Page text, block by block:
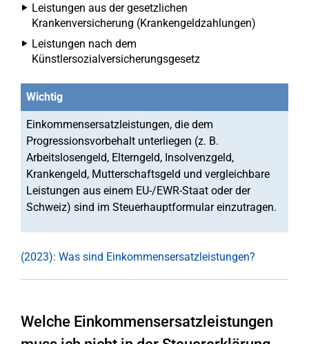
Leistungen aus der gesetzlichen
Krankenversicherung (Krankengeldzahlungen)
Leistungen nach dem
Künstlersozialversicherungsgesetz
Wichtig
Einkommensersatzleistungen, die dem
Progressionsvorbehalt unterliegen (z. B.
Arbeitslosengeld, Elterngeld, Insolvenzgeld,
Krankengeld, Mutterschaftsgeld und vergleichbare
Leistungen aus einem EU-/EWR-Staat oder der
Schweiz) sind im Steuerhauptformular einzutragen.
(2023): Was sind Einkommensersatzleistungen?
Welche Einkommensersatzleistungen